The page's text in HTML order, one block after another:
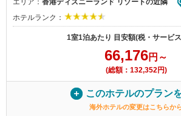
エリア： 香港ディズニーランド リゾートの近隣
ホテルランク：
1室1泊あたり 目安額(税・サービ
66,176円～
(総額：132,352円)
このホテルのプラン
海外ホテルの変更はこちらか